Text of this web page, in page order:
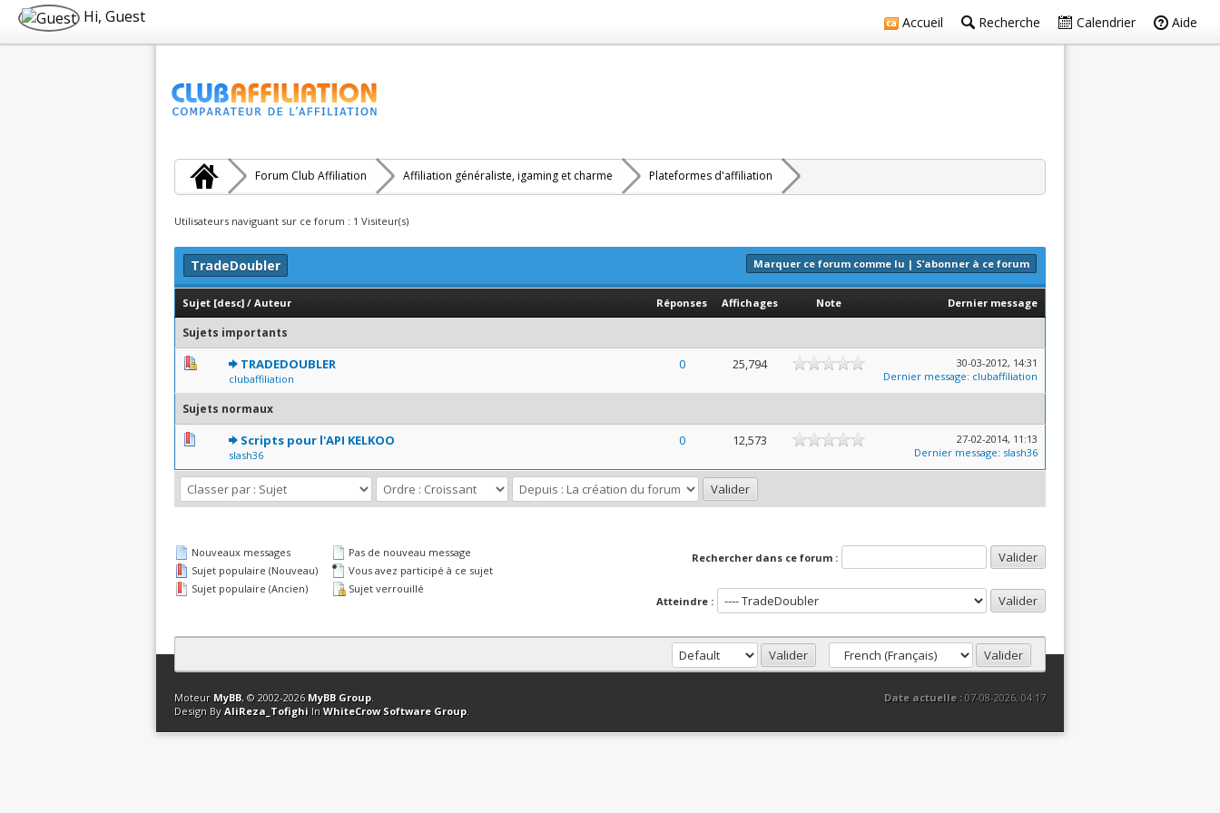
Accueil Recherche Calendrier Aide
Hi, Guest
Forum Club Affiliation Affiliation généraliste, igaming et charme Plateformes d'affiliation
Utilisateurs naviguant sur ce forum : 1 Visiteur(s)
Marquer ce forum comme lu | S’abonner à ce forum
TradeDoubler
Sujet [desc] / Auteur Réponses Affichages Note Dernier message
Sujets importants
TRADEDOUBLER
clubaffiliation
0 25,794
0 Votes - 0 sur 5 en moyenne
30-03-2012, 14:31
Dernier message: clubaffiliation
Sujets normaux
Scripts pour l'API KELKOO
slash36
0 12,573
0 Votes - 0 sur 5 en moyenne
12345
27-02-2014, 11:13
Dernier message: slash36
Nouveaux messages
Sujet populaire (Nouveau)
Sujet populaire (Ancien)
Pas de nouveau message
Vous avez participé à ce sujet
Sujet verrouillé
Rechercher dans ce forum :
Atteindre :
Contact Club Affiliation Retourner en haut Version bas-débit (Archivé) Syndication RSS
Date actuelle :07-08-2026, 04:17
Moteur MyBB, © 2002-2026 MyBB Group.
Design By AliReza_Tofighi In WhiteCrow Software Group.